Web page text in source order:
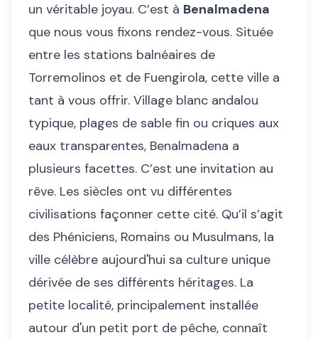
un véritable joyau. C’est à Benalmadena
que nous vous fixons rendez-vous. Située
entre les stations balnéaires de
Torremolinos et de Fuengirola, cette ville a
tant à vous offrir. Village blanc andalou
typique, plages de sable fin ou criques aux
eaux transparentes, Benalmadena a
plusieurs facettes. C’est une invitation au
rêve. Les siècles ont vu différentes
civilisations façonner cette cité. Qu’il s’agit
des Phéniciens, Romains ou Musulmans, la
ville célèbre aujourd'hui sa culture unique
dérivée de ses différents héritages. La
petite localité, principalement installée
autour d'un petit port de pêche, connaît